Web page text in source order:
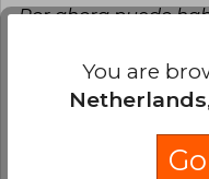
Por ahora puedo
poco rápido porque
venir de México fue
You are
Netherlands